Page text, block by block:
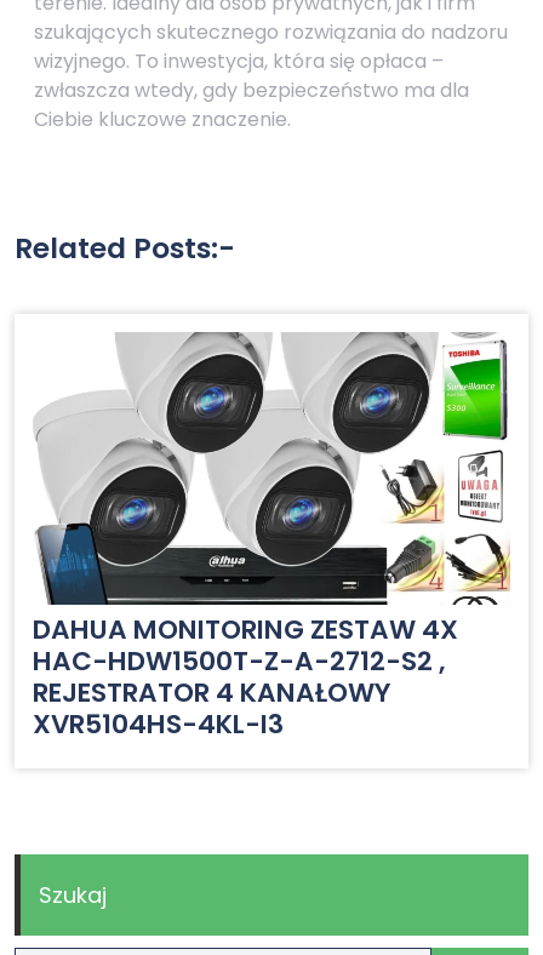
szukających skutecznego rozwiązania do nadzoru
wizyjnego. To inwestycja, która się opłaca –
zwłaszcza wtedy, gdy bezpieczeństwo ma dla
Ciebie kluczowe znaczenie.
Related Posts:-
DAHUA MONITORING ZESTAW 4X
HAC-HDW1500T-Z-A-2712-S2 ,
REJESTRATOR 4 KANAŁOWY
XVR5104HS-4KL-I3
Szukaj